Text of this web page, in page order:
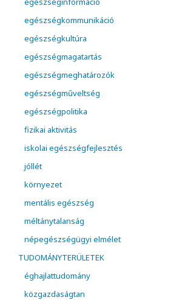
egészségkommunikáció
egészségkultúra
egészségmagatartás
egészségmeghatározók
egészségműveltség
egészségpolitika
fizikai aktivitás
iskolai egészségfejlesztés
jóllét
környezet
mentális egészség
méltánytalanság
népegészségügyi elmélet
TUDOMÁNYTERÜLETEK
éghajlattudomány
közgazdaságtan